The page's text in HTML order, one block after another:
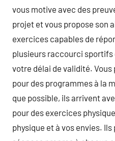
vous motive avec des
projet et vous propose son
exercices capables de
plusieurs raccourci sportifs
votre délai de validité.
pour des programmes à la
que possible, ils arrivent
pour des exercices
physique et à vos envies.